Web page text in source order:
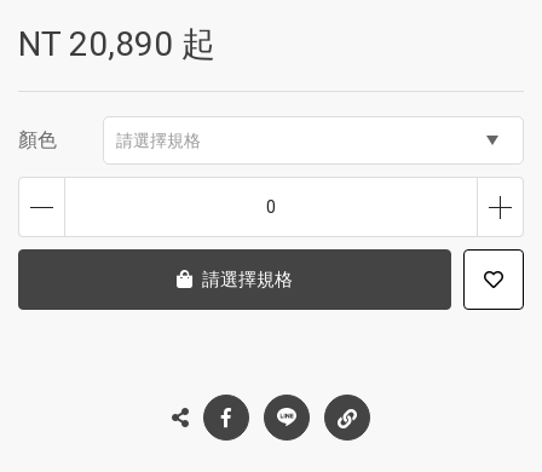
NT 20,890 起
顏色 請選擇規格
0
請選擇規格